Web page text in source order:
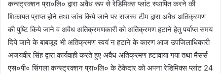
कन्स्ट्रक्शन प्रा०लि० द्वारा अवैध रूप से रेडिमिक्स प्लांट स्थापित करने की
शिकायत प्राप्त होने तथा जांच किये जाने पर राजस्व टीम द्वारा अवैध अतिक्रमण
की पुष्टि किये जाने व अवैध अतिक्रमणकारी को अतिक्रमण हटाने हेतु पर्याप्त समय
दिये जाने के बाबजूद भी अतिक्रमण स्वयं न हटाने के कारण आज उपजिलाधिकारी
अजयवीर सिंह द्वारा कार्यवाही करते हुए अवैध अतिक्रमण हटावाया गया तथा मैसर्स
एस०पी० सिंगला कन्स्ट्रक्शन प्रा०लि० के ठेकेदार को अपना रेडिमिक्स प्लांट 24